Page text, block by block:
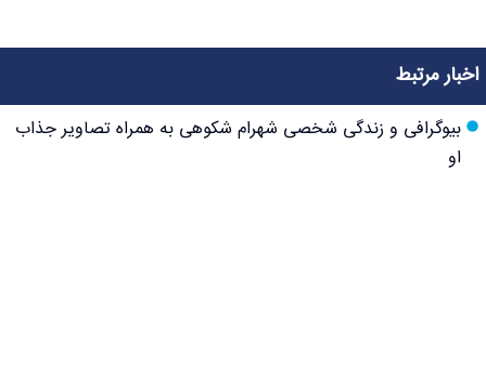
اخبار مرتبط
بیوگرافی و زندگی شخصی شهرام شکوهی به همراه تصاویر جذاب
او